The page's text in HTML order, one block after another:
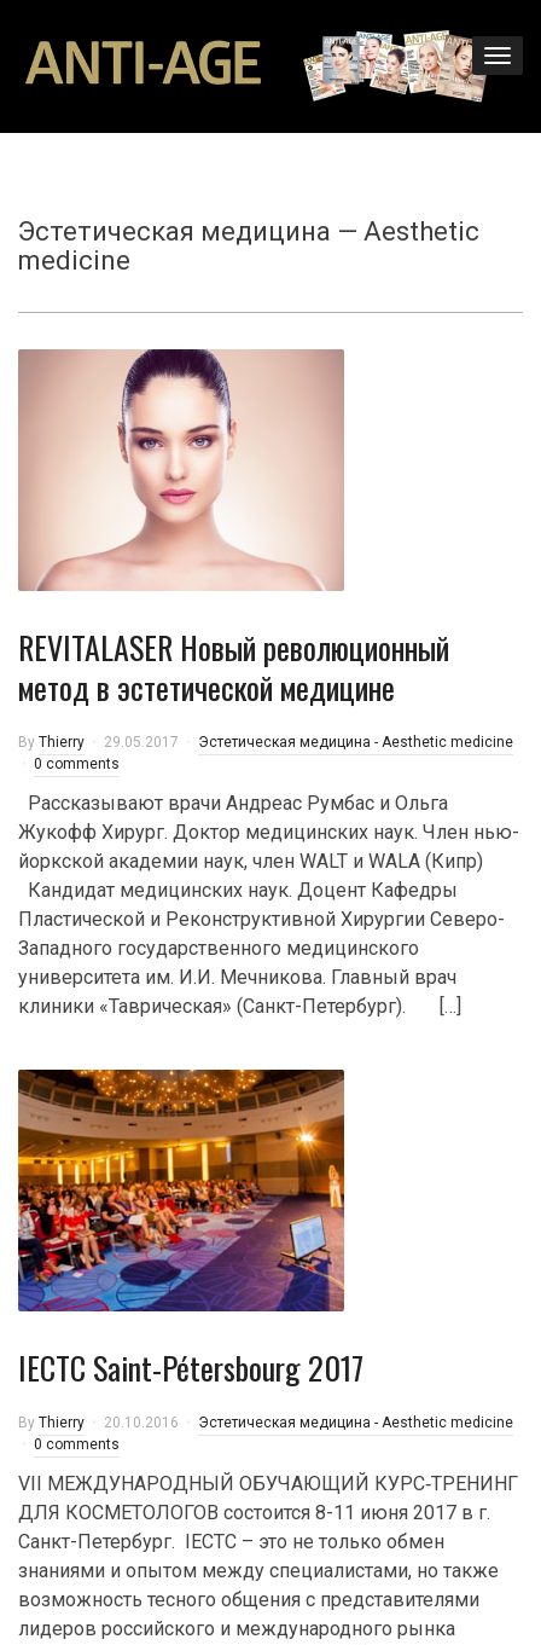
Эстетическая медицина — Aesthetic
medicine
REVITALASER Новый революционный
метод в эстетической медицине
By Thierry 29.05.2017
Эстетическая медицина - Aesthetic medicine
0 comments
Рассказывают врачи Андреас Румбас и Ольга
Жукофф Хирург. Доктор медицинских наук. Член нью-
йоркской академии наук, член WALT и WALA (Кипр)
Кандидат медицинских наук. Доцент Кафедры
Пластической и Реконструктивной Хирургии Северо-
Западного государственного медицинского
университета им. И.И. Мечникова. Главный врач
клиники «Таврическая» (Санкт-Петербург). […]
IECTC Saint-Pétersbourg 2017
By Thierry 20.10.2016
Эстетическая медицина - Aesthetic medicine
0 comments
VII МЕЖДУНАРОДНЫЙ ОБУЧАЮЩИЙ КУРС‑ТРЕНИНГ
ДЛЯ КОСМЕТОЛОГОВ состоится 8-11 июня 2017 в г.
Санкт-Петербург. IECTC – это не только обмен
знаниями и опытом между специалистами, но также
возможность тесного общения с представителями
лидеров российского и международного рынка